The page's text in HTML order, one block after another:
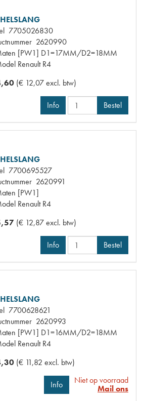
7705026830
2620990
[PW1] D1=17MM/D2=18MM
Renault R4
(€ 12,07 excl. btw)
Info Bestel
7700695527
2620991
[PW1]
Renault R4
(€ 12,87 excl. btw)
Info Bestel
7700628621
2620993
[PW1] D1=16MM/D2=18MM
Renault R4
(€ 11,82 excl. btw)
Info
Niet op voorraad
Mail ons